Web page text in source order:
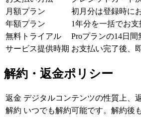
月額プラン
初月分は登録時に
年額プラン
1年分を一括でお支
無料トライアル
Proプランの14日
サービス提供時期 お支払い完了後、
解約・返金ポリシー
返金 デジタルコンテンツの性質上、
解約 いつでも解約可能です。解約後